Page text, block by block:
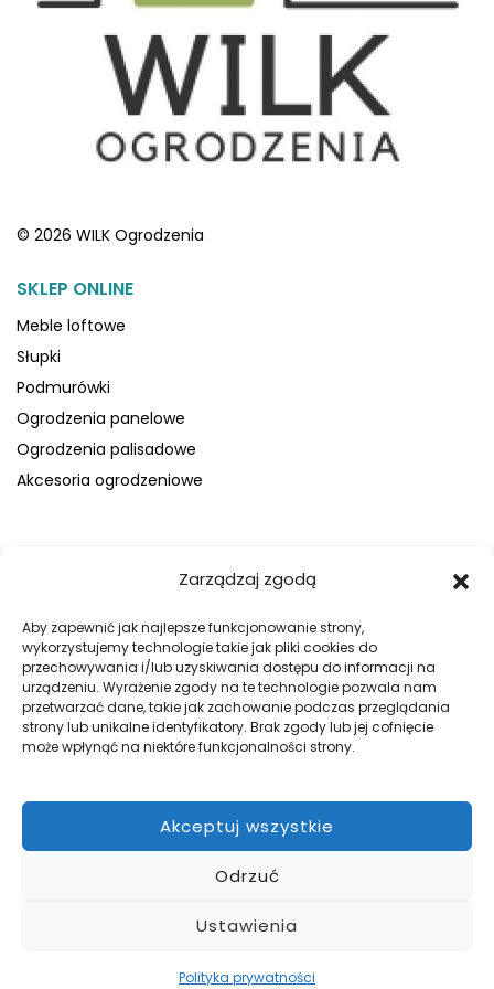
Zarządzaj zgodą
Aby zapewnić jak najlepsze funkcjonowanie strony,
wykorzystujemy technologie takie jak pliki cookies do
przechowywania i/lub uzyskiwania dostępu do informacji na
urządzeniu. Wyrażenie zgody na te technologie pozwala nam
przetwarzać dane, takie jak zachowanie podczas przeglądania
strony lub unikalne identyfikatory. Brak zgody lub jej cofnięcie
może wpłynąć na niektóre funkcjonalności strony.
Akceptuj wszystkie
Odrzuć
Ustawienia
Polityka prywatności
© 2026 WILK Ogrodzenia
SKLEP ONLINE
Meble loftowe
Słupki
Podmurówki
Ogrodzenia panelowe
Ogrodzenia palisadowe
Akcesoria ogrodzeniowe
Blog
Kontakt
Galeria
Regulamin
Polityka prywatności
DOBRE OGRODZENIA
Zabezpiecz swój teren z firmą WILK Ogrodzenia Paulina Wilk.
Pomożemy przy projekcie, a później go zrealizujemy.